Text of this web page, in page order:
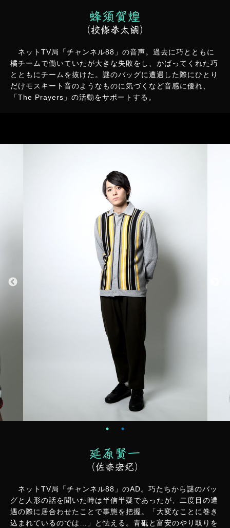
蜂須賀煌
（校條拳太朗）
ネットTV局「チャンネル88」の音声。過去に巧とともに
橘チームで働いていたが大きな失敗をし、かばってくれた巧
とともにチームを抜けた。謎のバッグに遭遇した際にひとり
だけモスキート音のようなものに気づくなど音感に優れ、
「The Prayers」の活動をサポートする。
延原賢一
（佐奈宏紀）
ネットTV局「チャンネル88」のAD。巧たちから謎のバッ
グと人形の話を聞いた時は半信半疑であったが、二度目の遭
遇の際に居合わせたことで事態を把握。「大変なことに巻き
込まれているのでは…」と怯える。青砥と富安のやり取りを